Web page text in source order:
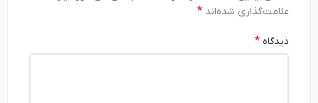
علامت‌گذاری شده‌اند*
دیدگاه*